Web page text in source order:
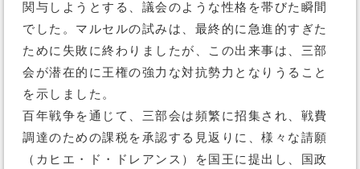
関与しようとする、議会のような性格を帯びた瞬間
でした。マルセルの試みは、最終的に急進的すぎた
ために失敗に終わりましたが、この出来事は、三部
会が潜在的に王権の強力な対抗勢力となりうること
を示しました。
百年戦争を通じて、三部会は頻繁に招集され、戦費
調達のための課税を承認する見返りに、様々な請願
（カヒエ・ド・ドレアンス）を国王に提出し、国政